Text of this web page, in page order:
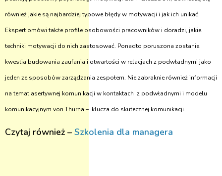
również jakie są najbardziej typowe błędy w motywacji i jak ich unikać.
Ekspert omówi także profile osobowości pracowników i doradzi, jakie
techniki motywacji do nich zastosować. Ponadto poruszona zostanie
kwestia budowania zaufania i otwartości w relacjach z podwładnymi jako
jeden ze sposobów zarządzania zespołem. Nie zabraknie również informacji
na temat asertywnej komunikacji w kontaktach z podwładnymi i modelu
komunikacyjnym von Thurna – klucza do skutecznej komunikacji.
Czytaj również – Szkolenia dla managera